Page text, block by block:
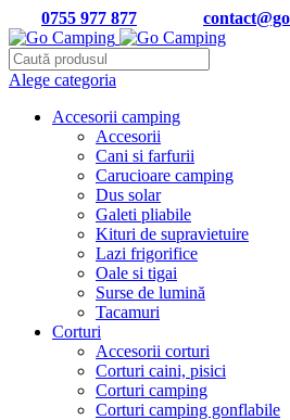
0755 977 877
Alege categoria
Accesorii camping
Accesorii
Cani si farfurii
Carucioare camping
Dus solar
Galeti pliabile
Kituri de supravietuire
Lazi frigorifice
Oale si tigai
Surse de lumină
Tacamuri
Corturi
Accesorii corturi
Corturi caini, pisici
Corturi camping
Corturi camping gonflabile